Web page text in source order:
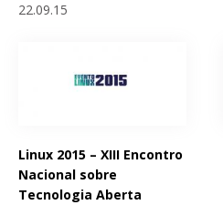
22.09.15
Linux 2015 – XIII Encontro
Nacional sobre
Tecnologia Aberta